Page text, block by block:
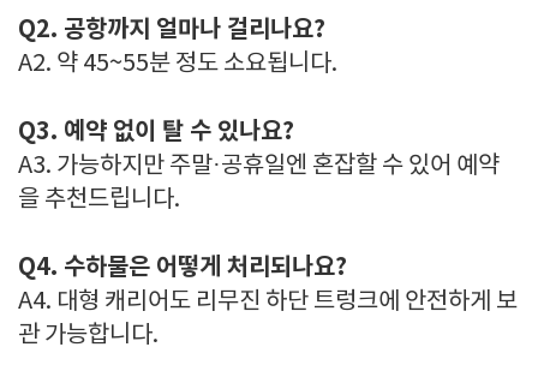
Q2. 공항까지 얼마나 걸리나요?
A2. 약 45~55분 정도 소요됩니다.
Q3. 예약 없이 탈 수 있나요?
A3. 가능하지만 주말·공휴일엔 혼잡할 수 있어 예약
을 추천드립니다.
Q4. 수하물은 어떻게 처리되나요?
A4. 대형 캐리어도 리무진 하단 트렁크에 안전하게 보
관 가능합니다.